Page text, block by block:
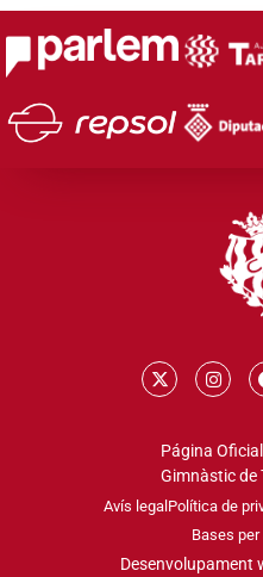
Página
Gimnàstic de
Avís legal Política de
Bases
Desenvolupament